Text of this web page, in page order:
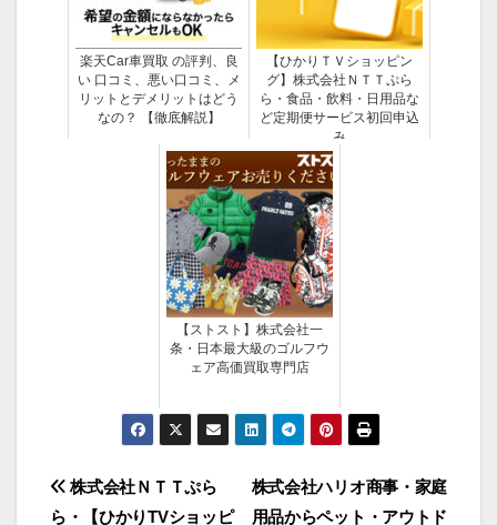
楽天Car車買取 の評判、良
い 口コミ、悪い口コミ、メ
リットとデメリットはどう
なの？ 【徹底解説】
【ひかりＴＶショッピン
グ】株式会社ＮＴＴぷら
ら・食品・飲料・日用品な
ど定期便サービス初回申込
み
【ストスト】株式会社一
条・日本最大級のゴルフウ
ェア高価買取専門店
投
株式会社ハリオ商事・家庭
用品からペット・アウトド
株式会社ＮＴＴぷら
ら・【ひかりTVショッピ